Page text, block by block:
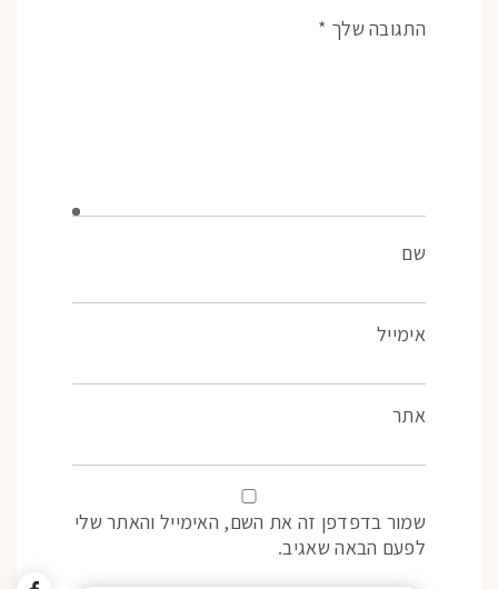
התגובה שלך *
שם
אימייל
אתר
שמור בדפדפן זה את השם, האימייל והאתר שלי
לפעם הבאה שאגיב.